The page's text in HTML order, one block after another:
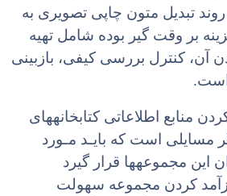
تبدیل متون چاپی تصویری به
بر وقت گیر بوده شامل تهیه
آن، کنترل بررسی کیفی، بازبینی
است.
منابع اطلاعاتی کتابخانههای
مسایلی است که بایـد مـورد
این مجموعهها قرار گیرد
کردن مجموعه سهولت